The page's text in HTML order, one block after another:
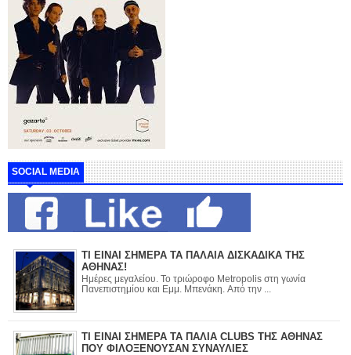
SOCIAL MEDIA
ΤΙ ΕΙΝΑΙ ΣΗΜΕΡΑ ΤΑ ΠΑΛΑΙΑ ΔΙΣΚΑΔΙΚΑ ΤΗΣ
ΑΘΗΝΑΣ!
Ημέρες μεγαλείου. Το τριώροφο Metropolis στη γωνία
Πανεπιστημίου και Εμμ. Μπενάκη. Από την ...
ΤΙ ΕΙΝΑΙ ΣΗΜΕΡΑ ΤΑ ΠΑΛΙΑ CLUBS ΤΗΣ ΑΘΗΝΑΣ
ΠΟΥ ΦΙΛΟΞΕΝΟΥΣΑΝ ΣΥΝΑΥΛΙΕΣ